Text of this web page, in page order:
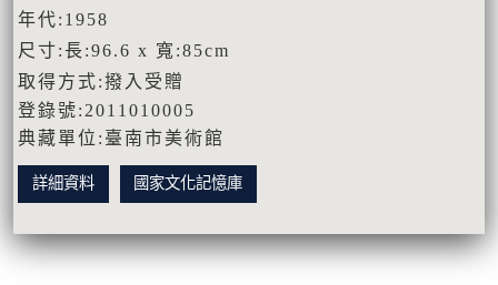
年代:1958
尺寸:長:96.6 x 寬:85cm
取得方式:撥入受贈
登錄號:2011010005
典藏單位:臺南市美術館
詳細資料 國家文化記憶庫